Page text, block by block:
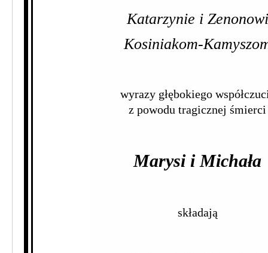
Katarzynie i Zenonowi
Kosiniakom-
wyrazy głębokiego
z powodu tragicznej śmierci
Marysi i Michała
składają